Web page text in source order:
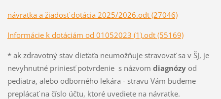
návratka a žiadosť dotácia 2025/2026.odt (27046)
Informácie k dotáciám od 01052023 (1).odt (55169)
* ak zdravotný stav dieťaťa neumožňuje stravovať sa v ŠJ, je
nevyhnutné priniesť potvrdenie s názvom diagnózyod
pediatra, alebo odborného lekára - stravu Vám budeme
preplácať na číslo účtu, ktoré uvediete na návratke.